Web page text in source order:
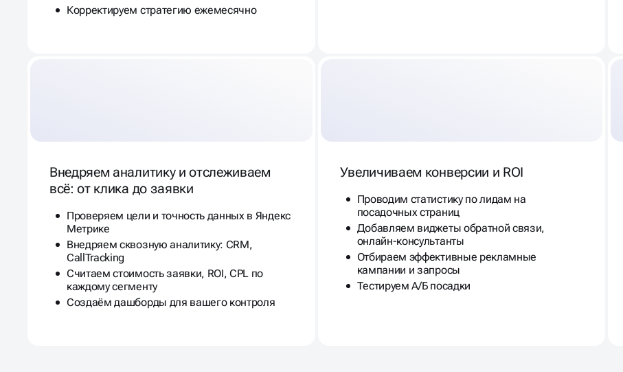
Корректируем стратегию ежемесячно
Внедряем аналитику и отслеживаем
всё: от клика до заявки
Проверяем цели и точность данных в Яндекс
Метрике
Внедряем сквозную аналитику: CRM,
CallTracking
Считаем стоимость заявки, ROI, CPL по
каждому сегменту
Создаём дашборды для вашего контроля
Увеличиваем конверсии и ROI
Проводим статистику по лидам на
посадочных страниц
Добавляем виджеты обратной связи,
онлайн-консультанты
Отбираем эффективные рекламные
кампании и запросы
Тестируем А/Б посадки